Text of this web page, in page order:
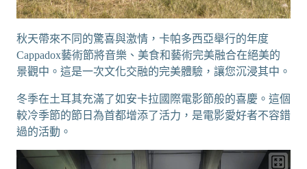
秋天帶來不同的驚喜與激情，卡帕多西亞舉行的年度
Cappadox藝術節將音樂、美食和藝術完美融合在絕美的
景觀中。這是一次文化交融的完美體驗，讓您沉浸其中。
冬季在土耳其充滿了如安卡拉國際電影節般的喜慶。這個
較冷季節的節日為首都增添了活力，是電影愛好者不容錯
過的活動。